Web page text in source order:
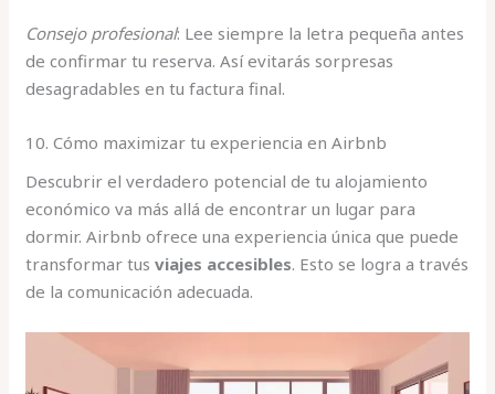
Consejo profesional: Lee siempre la letra pequeña antes
de confirmar tu reserva. Así evitarás sorpresas
desagradables en tu factura final.
10. Cómo maximizar tu experiencia en Airbnb
Descubrir el verdadero potencial de tu alojamiento
económico va más allá de encontrar un lugar para
dormir. Airbnb ofrece una experiencia única que puede
transformar tusviajes accesibles. Esto se logra a través
de la comunicación adecuada.